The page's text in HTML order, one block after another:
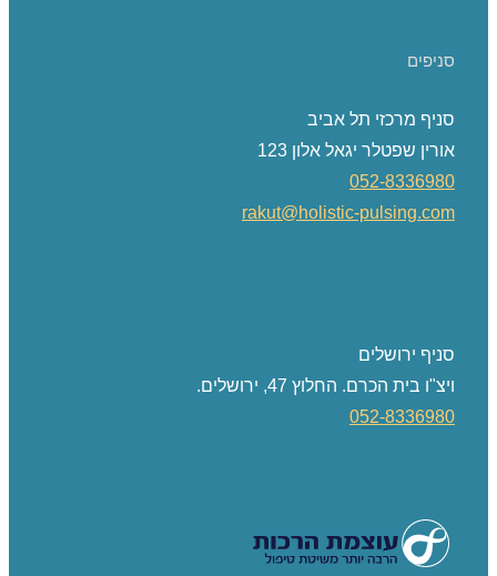
סניפים
סניף מרכזי תל אביב
אורין שפטלר יגאל אלון 123
052-8336980
rakut@holistic-pulsing.com
סניף ירושלים
ויצ"ו בית הכרם. החלוץ 47, ירושלים.
052-8336980